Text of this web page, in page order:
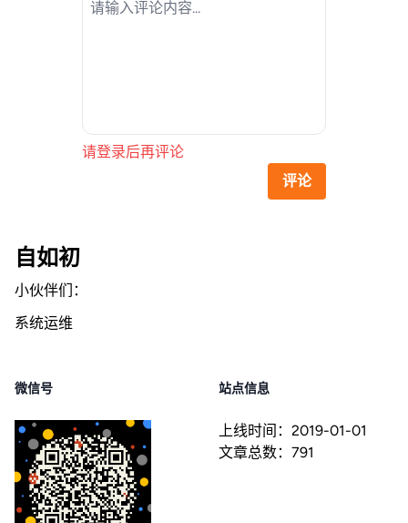
请登录后再评论
评论
自如初
小伙伴们：
系统运维
微信号 站点信息
上线时间： 2019-01-01
文章总数： 791